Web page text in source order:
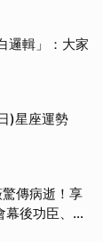
邏輯」：大家
)星座運勢
傳病逝！享
後功臣、蔡